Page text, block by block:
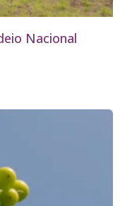
Nacional